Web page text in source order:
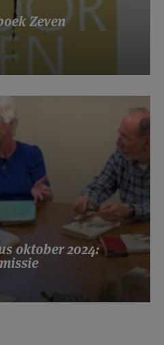
Zeven
oktober 2024: